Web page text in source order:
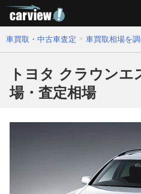
車買取・中古車査定 車買取相場を
トヨタ クラウンエ
場・査定相場